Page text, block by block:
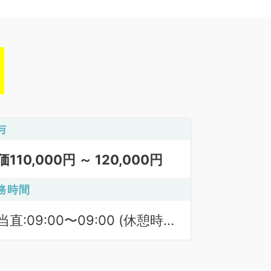
110,000円 ～ 120,000円
時間
直:09:00〜09:00 (休憩時